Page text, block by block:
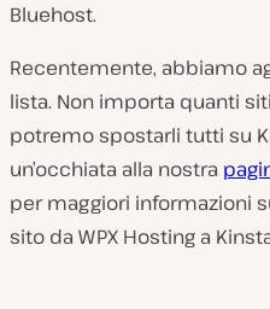
Bluehost.
Recentemente, abbiamo
lista. Non importa quanti
potremo spostarli tutti su
un’occhiata alla nostra
per maggiori informazioni
sito da WPX Hosting a